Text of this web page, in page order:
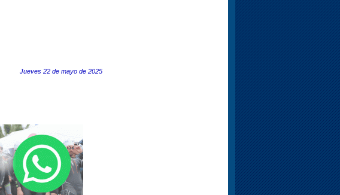
Jueves 22 de mayo de 2025